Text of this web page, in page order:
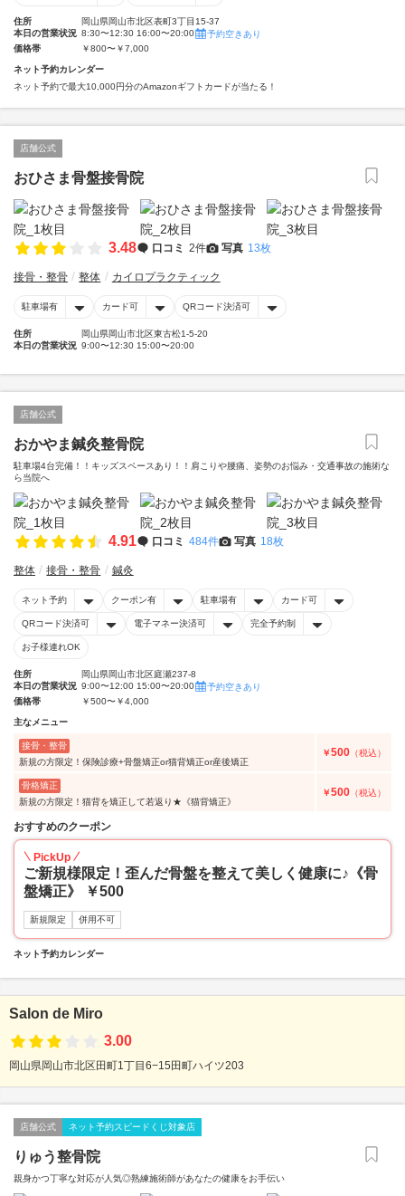
住所
岡山県岡山市北区表町3丁目15-37
本日の営業状況 8:30〜12:30 16:00〜20:00
予約空きあり
価格帯
￥800〜￥7,000
ネット予約カレンダー
ネット予約で最大10,000円分のAmazonギフトカードが当たる！
店舗公式
おひさま骨盤接骨院
3.48 口コミ 2件 写真 13枚
接骨・整骨 整体 カイロプラクティック
駐車場有 カード可 QRコード決済可
住所
岡山県岡山市北区東古松1-5-20
本日の営業状況 9:00〜12:30 15:00〜20:00
店舗公式
おかやま鍼灸整骨院
駐車場4台完備！！キッズスペースあり！！肩こりや腰痛、姿勢のお悩み・交通事故の施術な
ら当院へ
4.91 口コミ 484件 写真 18枚
整体 接骨・整骨 鍼灸
ネット予約 クーポン有 駐車場有 カード可
QRコード決済可 電子マネー決済可 完全予約制
お子様連れOK
住所
岡山県岡山市北区庭瀬237-8
本日の営業状況 9:00〜12:00 15:00〜20:00
予約空きあり
価格帯
￥500〜￥4,000
主なメニュー
接骨・整骨
新規の方限定！保険診療+骨盤矯正or猫背矯正or産後矯正
￥500 （税込）
骨格矯正
新規の方限定！猫背を矯正して若返り★《猫背矯正》
￥500 （税込）
おすすめのクーポン
PickUp
ご新規様限定！歪んだ骨盤を整えて美しく健康に♪《骨
盤矯正》 ￥500
新規限定 併用不可
ネット予約カレンダー
Salon de Miro
3.00
岡山県岡山市北区田町1丁目6−15田町ハイツ203
店舗公式 ネット予約スピードくじ対象店
りゅう整骨院
親身かつ丁寧な対応が人気◎熟練施術師があなたの健康をお手伝い